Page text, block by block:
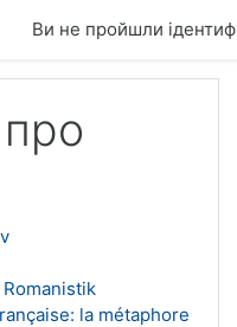
Ви не пройшли
Romanistik
la métaphore